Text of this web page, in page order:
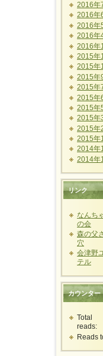
2016年
2016年
2016年
2016年
2016年
2015年
2015年
2015年
2015年
2015年
2015年
2015年
2015年
2015年
2014年
2014年
リンク
なんち
の会
森の父
穴
会津野
テル
カウンター
Total
reads:
Reads